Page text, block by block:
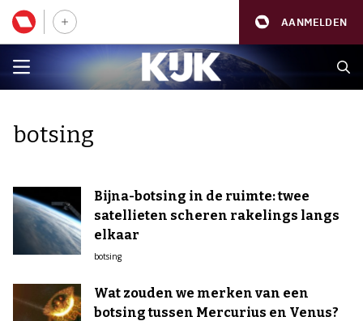
AANMELDEN
botsing
Bijna-botsing in de ruimte: twee
satellieten scheren rakelings langs
elkaar
botsing
Wat zouden we merken van een
botsing tussen Mercurius en Venus?